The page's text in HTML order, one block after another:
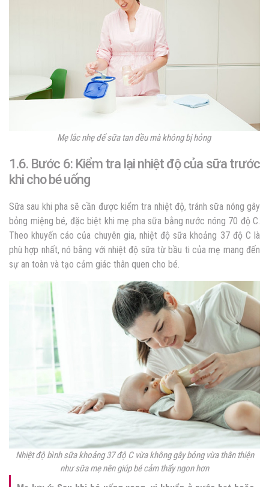
Mẹ lắc nhẹ để sữa tan đều mà không bị hỏng
1.6. Bước 6: Kiểm tra lại nhiệt độ của sữa trước
khi cho bé uống
Sữa sau khi pha sẽ cần được kiểm tra nhiệt độ, tránh sữa nóng gây
bỏng miệng bé, đặc biệt khi mẹ pha sữa bằng nước nóng 70 độ C.
Theo khuyến cáo của chuyên gia, nhiệt độ sữa khoảng 37 độ C là
phù hợp nhất, nó bằng với nhiệt độ sữa từ bầu ti của mẹ mang đến
sự an toàn và tạo cảm giác thân quen cho bé.
Nhiệt độ bình sữa khoảng 37 độ C vừa không gây bỏng vừa thân thiện
như sữa mẹ nên giúp bé cảm thấy ngon hơn